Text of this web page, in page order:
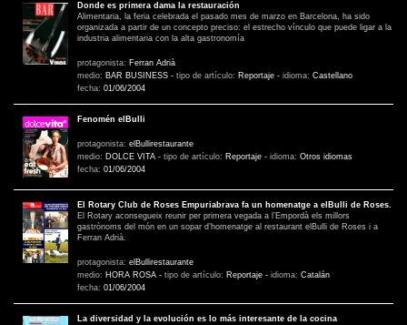
Donde es primera dama la restauración
Alimentaria, la feria celebrada el pasado mes de marzo en Barcelona, ha sido
organizada a partir de un concepto preciso: el estrecho vínculo que puede ligar a la
industria alimentaria con la alta gastronomía
protagonista: Ferran Adrià
medio: BAR BUSINESS - tipo de artículo: Reportaje - idioma: Castellano
fecha: 01/06/2004
Fenomén elBulli
protagonista: elBullirestaurante
medio: DOLCE VITA - tipo de artículo: Reportaje - idioma: Otros idiomas
fecha: 01/06/2004
El Rotary Club de Roses Empuriabrava fa un homenatge a elBulli de Roses.
El Rotary aconsegueix reunir per primera vegada a l’Empordà els millors
gastrònoms del món en un sopar d’homenatge al restaurant elBulli de Roses i a
Ferran Adrià.
protagonista: elBullirestaurante
medio: HORA ROSA - tipo de artículo: Reportaje - idioma: Catalán
fecha: 01/06/2004
La diversidad y la evolución es lo más interesante de la cocina